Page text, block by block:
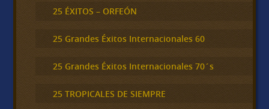
25 ÉXITOS – ORFEÓN
25 Grandes Éxitos Internacionales 60
25 Grandes Éxitos Internacionales 70´s
25 TROPICALES DE SIEMPRE